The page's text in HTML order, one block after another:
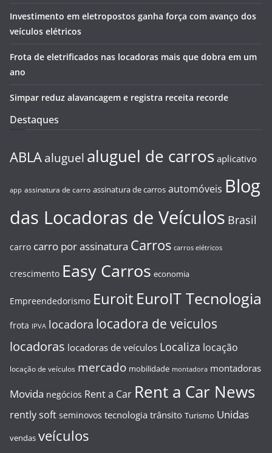
Investimento em eletropostos ganha força com avanço dos
veículos elétricos
Frota de eletrificados nas locadoras mais que dobra em um
ano
Simpar reduz alavancagem e registra receita recorde
Destaques
ABLA aluguel aluguel de carros aplicativo
app assinatura de carro assinatura de carros automóveis Blog
das Locadoras de Veículos Brasil
carro carro por assinatura Carros carros elétricos
crescimento Easy Carros economia
Empreendedorismo Euroit EuroIT Tecnologia
frota IPVA locadora locadora de veiculos
locadoras locadoras de veículos Localiza locação
locação de veículos mercado mobilidade montadora montadoras
Movida negócios Rent a Car Rent a Car News
rently soft seminovos tecnologia trânsito Turismo Unidas
vendas veículos